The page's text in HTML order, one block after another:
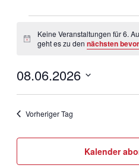
für
August
Hinweis
Keine Veranstaltungen für 6.
geht es zu dennächsten
08.06.2026
Vorheriger Tag
Kalender